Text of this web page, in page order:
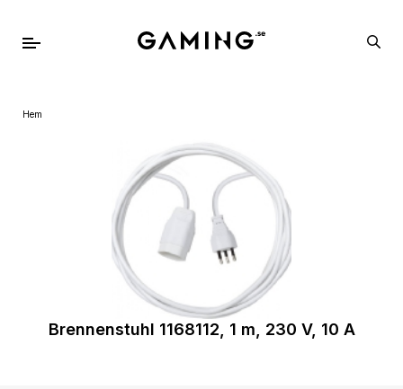
Hem
Brennenstuhl 1168112, 1 m, 230 V, 10 A